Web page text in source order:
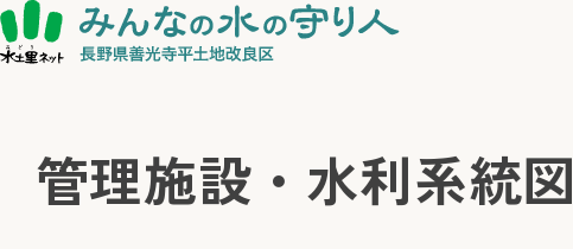
管理施設・水利系統図